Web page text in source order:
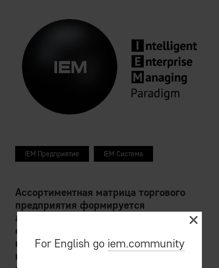
IEM Предприятие IEM Система
Ассортиментная матрица торгового
предприятия формируется
автоматически роботом управляющей
системы предприятия, сканирующим
потребительский интерес миллионов
потребителей с электронных витрин
For English go iem.community